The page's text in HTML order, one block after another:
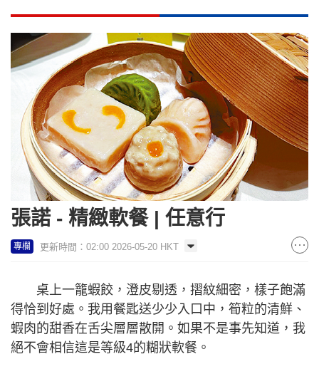
張諾 - 精緻軟餐 | 任意行
專欄 更新時間：02:00 2026-05-20 HKT
桌上一籠蝦餃，澄皮剔透，摺紋細密，樣子飽滿
得恰到好處。我用餐匙送少少入口中，筍粒的清鮮、
蝦肉的甜香在舌尖層層散開。如果不是事先知道，我
絕不會相信這是等級4的糊狀軟餐。